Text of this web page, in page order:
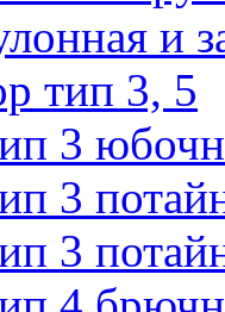
и
тип 3, 5
3
3
3